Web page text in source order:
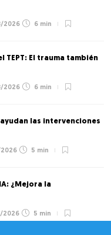
2026 6 min
TEPT: El trauma también
2026 6 min
las intervenciones
2026 5 min
¿Mejora la
2026 5 min